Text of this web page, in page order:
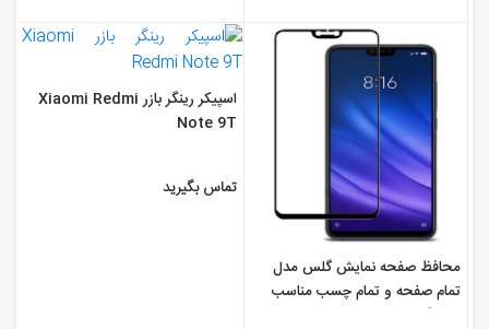
محافظ صفحه نمایش گلس مدل
تمام صفحه و تمام چسب مناسب
برای گوشی موبایل ...
اسپیکر رینگر بازر Xiaomi Redmi
Note 9T
تماس بگیرید